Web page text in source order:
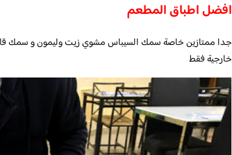
افضل اطباق المطعم
جدا ممتازين خاصة سمك السيباس مشوي زيت وليمون و سمك
خارجية فقط